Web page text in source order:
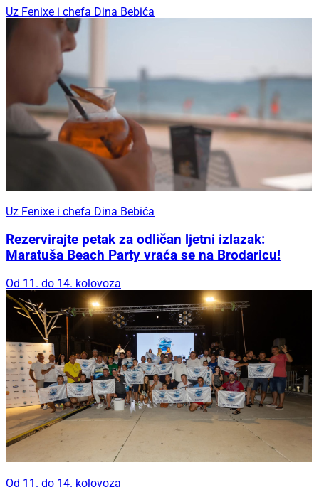
Uz Fenixe i chefa Dina Bebića
Uz Fenixe i chefa Dina Bebića
Rezervirajte petak za odličan ljetni izlazak:
Maratuša Beach Party vraća se na Brodaricu!
Od 11. do 14. kolovoza
Od 11. do 14. kolovoza